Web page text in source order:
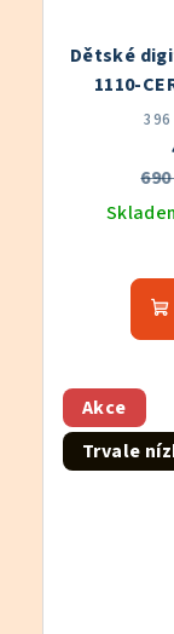
o
r
Dětské
1110-
396
Akce
Trvale